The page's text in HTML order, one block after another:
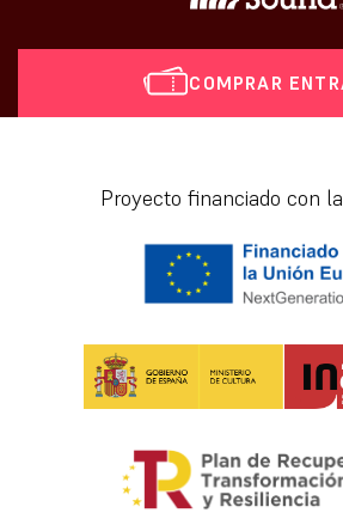
COMPRAR
Proyecto financiado con